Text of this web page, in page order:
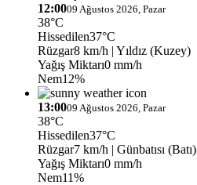
12:0009 Ağustos 2026, Pazar
38°C
Hissedilen37°C
Rüzgar8 km/h | Yıldız (Kuzey)
Yağış Miktarı0 mm/h
Nem12%
13:0009 Ağustos 2026, Pazar
38°C
Hissedilen37°C
Rüzgar7 km/h | Günbatısı (Batı)
Yağış Miktarı0 mm/h
Nem11%